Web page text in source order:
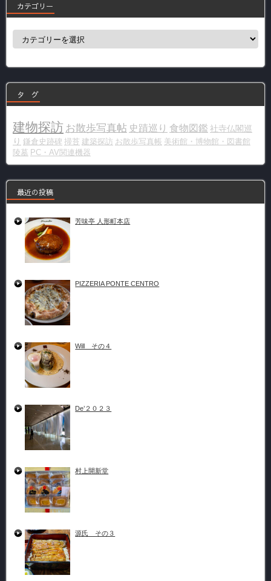
カテゴリー
カ
ー
タ グ
建物探訪 お散歩写真帖 史蹟巡り 食物図鑑 社寺仏閣巡
り 鎌倉史跡碑 掃苔 建築探訪 お散歩写真帳 美術館・博物館・図書館
陵墓 PC・AV関連機器
最近の投稿
芳味亭 人形町本店
PIZZERIA PONTE CENTRO
Will その４
De’２０２３
村上開新堂
源氏 その３